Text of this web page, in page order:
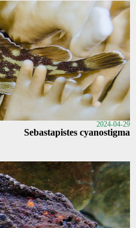
2024-04-29
Sebastapistes cyanostigma